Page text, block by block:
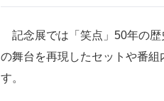
記念展では「笑点」50年の歴
の舞台を再現したセットや番
す。